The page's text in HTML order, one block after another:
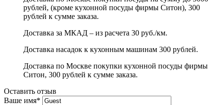
рублей, (кроме кухонной посуды фирмы Ситон), 300
рублей к сумме заказа.
Доставка за МКАД – из расчета 30 руб./км.
Доставка насадок к кухонным машинам 300 рублей.
Доставка по Москве покупки кухонной посуды фирмы
Ситон, 300 рублей к сумме заказа.
Оставить отзыв
Ваше имя*